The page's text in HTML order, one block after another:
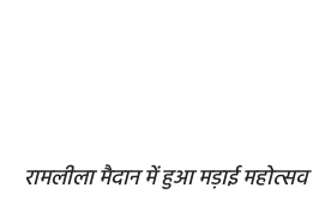
रामलीला मैदान में हुआ मड़ाई